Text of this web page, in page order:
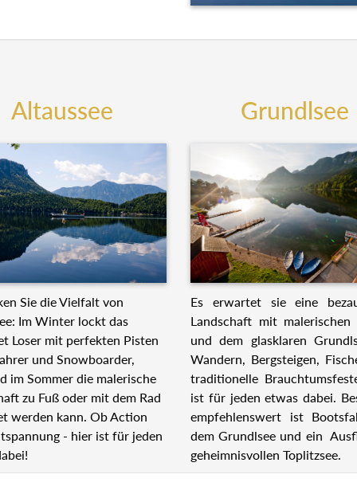
Altaussee
Sie die Vielfalt von
Im Winter lockt das
Loser mit perfekten Pisten
und Snowboarder,
im Sommer die malerische
zu Fuß oder mit dem Rad
werden kann. Ob Action
- hier ist für jeden
Grundlsee
Es erwartet sie eine
Landschaft mit malerischen
und dem glasklaren
Wandern, Bergsteigen,
traditionelle
ist für jeden etwas dabei.
empfehlenswert ist
dem Grundlsee und ein
geheimnisvollen Toplitzsee.